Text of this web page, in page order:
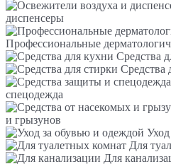
диспенсеры
Профессиональные
Средства
Средства
спецодежда
и грызунов
Для
Для